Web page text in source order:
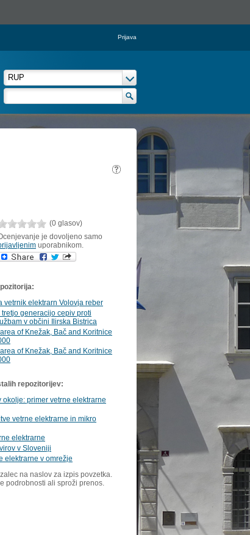
Prijava
(0 glasov)
je dovoljeno samo
uporabnikom.
vetrnik elektrarn Volovja reber
generacijo cepiv proti
v občini Ilirska Bistrica
of Knežak, Bač and Koritnice
of Knežak, Bač and Koritnice
repozitorijev:
okolje: primer vetrne elektrarne
vetrne elektrarne in mikro
elektrarne
v Sloveniji
elektrarne v omrežje
na naslov za izpis povzetka.
podrobnosti ali sproži prenos.